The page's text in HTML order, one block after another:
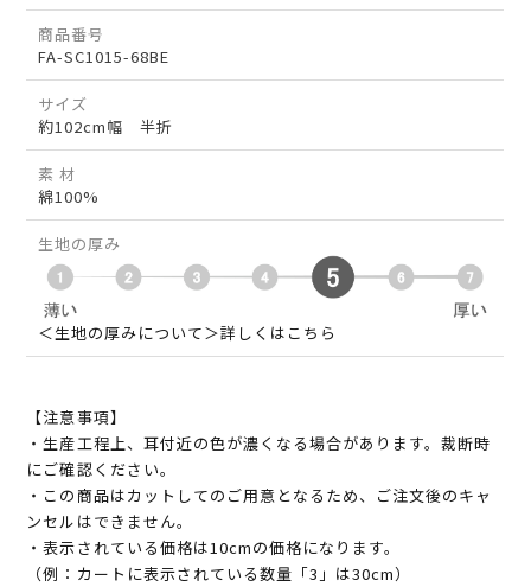
商品番号
FA-SC1015-68BE
サイズ
約102cm幅 半折
素 材
綿100%
生地の厚み
＜生地の厚みについて＞詳しくはこちら
【注意事項】
・生産工程上、耳付近の色が濃くなる場合があります。裁断時
にご確認ください。
・この商品はカットしてのご用意となるため、ご注文後のキャ
ンセルはできません。
・表示されている価格は10cmの価格になります。
（例：カートに表示されている数量「3」は30cm）